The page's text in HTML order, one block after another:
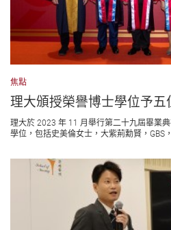
焦點
理大頒授榮譽博士學位予五
理大於 2023 年 11 月舉行第二十九屆畢業
學位，包括史美倫女士，大紫荊勳賢，GBS